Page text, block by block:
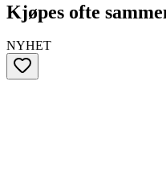
Kjøpes ofte
NYHET